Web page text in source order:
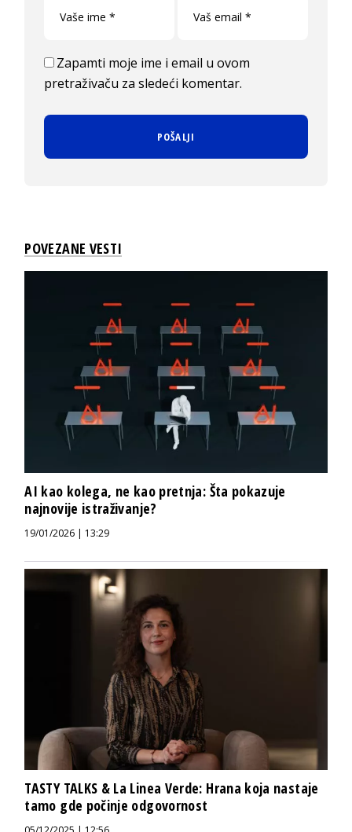
Zapamti moje ime i email u ovom
pretraživaču za sledeći komentar.
POVEZANE VESTI
AI kao kolega, ne kao pretnja: Šta pokazuje
najnovije istraživanje?
19/01/2026 | 13:29
TASTY TALKS & La Linea Verde: Hrana koja nastaje
tamo gde počinje odgovornost